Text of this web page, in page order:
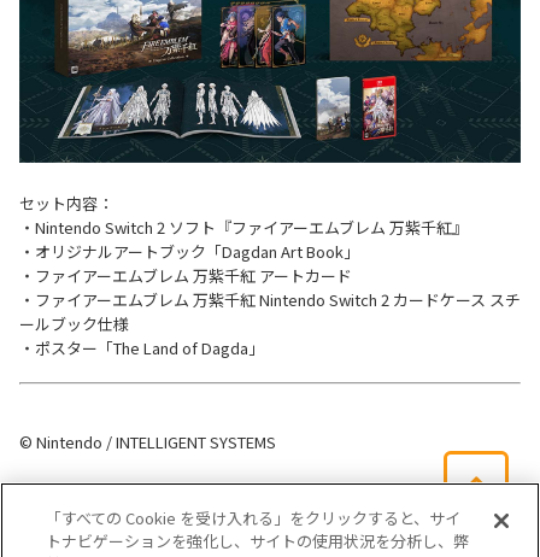
セット内容：
・Nintendo Switch 2 ソフト『ファイアーエムブレム 万紫千紅』
・オリジナルアートブック「Dagdan Art Book」
・ファイアーエムブレム 万紫千紅 アートカード
・ファイアーエムブレム 万紫千紅 Nintendo Switch 2 カードケース スチ
ールブック仕様
・ポスター「The Land of Dagda」
© Nintendo / INTELLIGENT SYSTEMS
「すべての Cookie を受け入れる」をクリックすると、サイ
トナビゲーションを強化し、サイトの使用状況を分析し、弊